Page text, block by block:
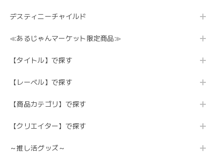
デスティニーチャイルド
≪あるじゃんマーケット限定商品≫
【タイトル】で探す
【レーベル】で探す
【商品カテゴリ】で探す
【クリエイター】で探す
～推し活グッズ～